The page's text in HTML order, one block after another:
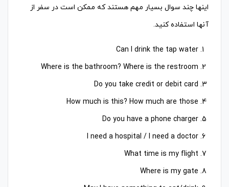
اینها چند سوال بسیار مهم هستند که ممکن است در سفر از
آنها استفاده کنید.
Can I drink the tap water
Where is the bathroom? Where is the restroom
Do you take credit or debit card
How much is this? How much are those
Do you have a phone charger
I need a hospital / I need a doctor
What time is my flight
Where is my gate